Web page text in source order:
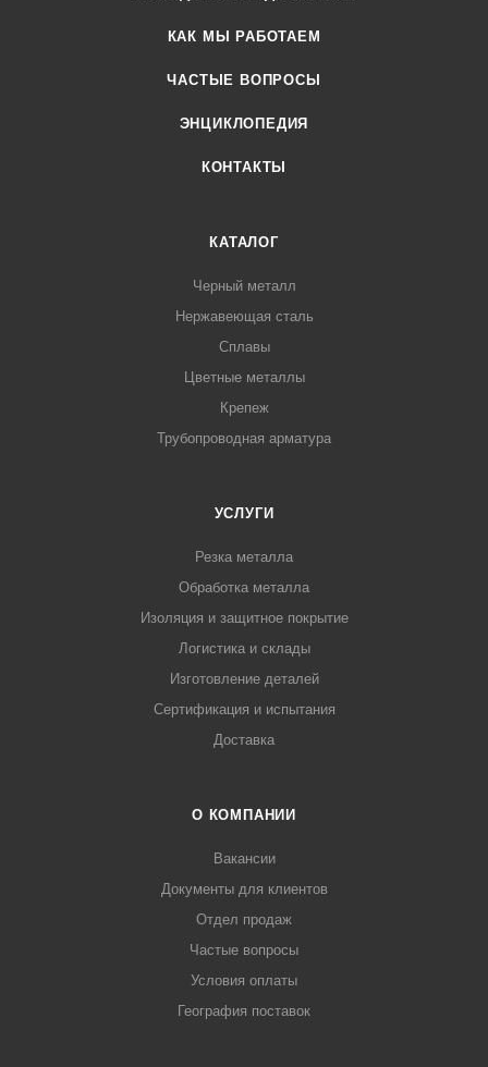
КАК МЫ РАБОТАЕМ
ЧАСТЫЕ ВОПРОСЫ
ЭНЦИКЛОПЕДИЯ
КОНТАКТЫ
КАТАЛОГ
Черный металл
Нержавеющая сталь
Сплавы
Цветные металлы
Крепеж
Трубопроводная арматура
УСЛУГИ
Резка металла
Обработка металла
Изоляция и защитное покрытие
Логистика и склады
Изготовление деталей
Сертификация и испытания
Доставка
О КОМПАНИИ
Вакансии
Документы для клиентов
Отдел продаж
Частые вопросы
Условия оплаты
География поставок